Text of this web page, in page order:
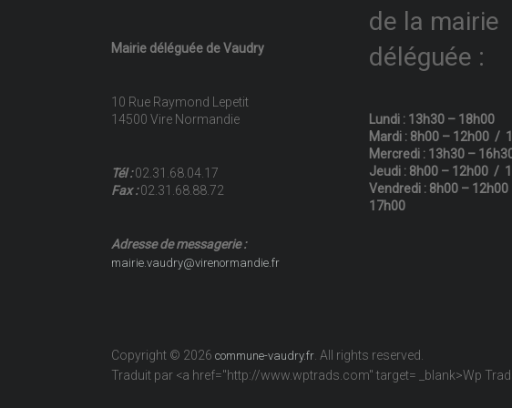
Mairie déléguée de Vaudry
10 Rue Raymond Lepetit
14500 Vire Normandie
Tél :02.31.68.04.17
Fax :02.31.68.88.72
Adresse de messagerie :
mairie.vaudry@virenormandie.fr
de la mairie
déléguée :
Lundi : 13h30 – 18h00
Mardi : 8h00 – 12h00 /
Mercredi : 13h30 –
Jeudi : 8h00 – 12h00 /
Vendredi : 8h00 –
17h00
Copyright © 2026 commune-vaudry.fr . All rights reserved.
Traduit par <a href="http://www.wptrads.com" target= _blank>Wp